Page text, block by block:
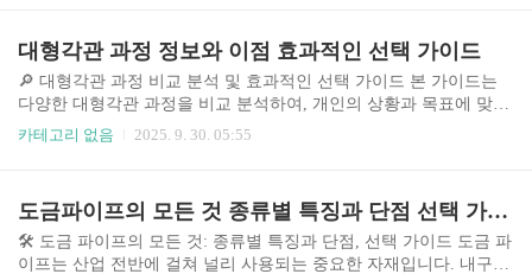
기 쉽습니다. 이 가이드에서는 데크각파이프의 종류별 특징, 장단점,
비교 분석을 통해 최적의 제품 선택에 도움을 드리고자 합니다. 본
가이드는 일반적인 정보를 제공하며, 실제 구매 및 설치 전에는 전문
가의 상담을 받는 것이 중요합니다. 특히, 안전과 관련된 사항은 전
문가의 지침을 따라야 합니다...
대형각관 과정 정보와 이점 효과적인 선택 가이드
🔎 대형각관 과정 비교 분석 및 효과적인 선택 가이드 본 가이드는
다양한 대형각관 과정을 비교 분석하여, 개인의 상황과 목표에 맞는
최적의 과정 선택을 돕기 위해 작성되었습니다. 최근 산업 현장의 변
의 경력 개발과 기업의 성장 모두에 필수적인 요소가 되었습니다. 이
가이드는 과정 선택에 어려움을 겪는 분들에게 실질적인 도움을 제
공하고자, 다양한 과정의 특징, 장단점, 실제 수강생 후기, 전문가 의
카테고리 없음 2025. 9. 30. 05:55
도금파이프의 모든 것 종류별 특징과 단점 선택 가이드
🛠️ 도금 파이프의 모든 것: 종류별 특징과 단점, 선택 가이드 도금 파
이프는 산업 전반에 걸쳐 널리 사용되는 중요한 자재입니다. 내구성,